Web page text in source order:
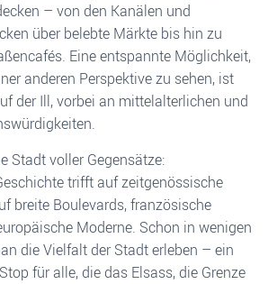
– von den Kanälen und
über belebte Märkte bis hin zu
Eine entspannte Möglichkeit,
anderen Perspektive zu sehen, ist
der Ill, vorbei an mittelalterlichen und
Stadt voller Gegensätze:
trifft auf zeitgenössische
breite Boulevards, französische
Moderne. Schon in wenigen
die Vielfalt der Stadt erleben – ein
für alle, die das Elsass, die Grenze